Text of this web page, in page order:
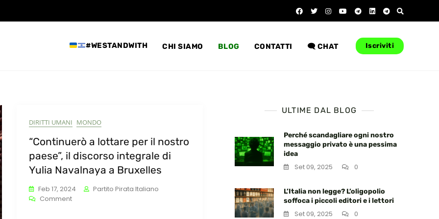
#WESTANDWITH CHI SIAMO BLOG CONTATTI 🗨️ CHAT Iscriviti
DIRITTI UMANI MONDO
“Continuerò a lottare per il nostro
paese”, il discorso integrale di
Yulia Navalnaya a Bruxelles
Feb 17, 2024
Partito Pirata Italiano
CommentOn
ULTIME DAL BLOG
Perché scandagliare ogni nostro
messaggio privato è una pessima
idea
Set 09, 2025 0
L’Italia non legge? L’oligopolio
soffoca i piccoli editori e i lettori
Set 09, 2025 0